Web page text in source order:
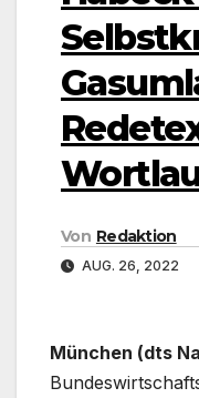
Von Redaktion
AUG. 26, 2022
München (dts